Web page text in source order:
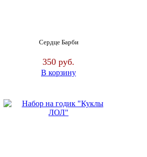
Сердце Барби
350 руб.
В корзину